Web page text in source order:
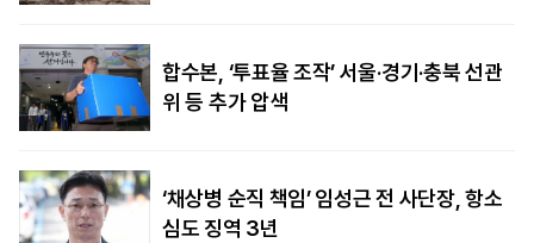
합수본, ‘투표율 조작’ 서울·경기·충북 선관
위 등 추가 압색
‘채상병 순직 책임’ 임성근 전 사단장, 항소
심도 징역 3년